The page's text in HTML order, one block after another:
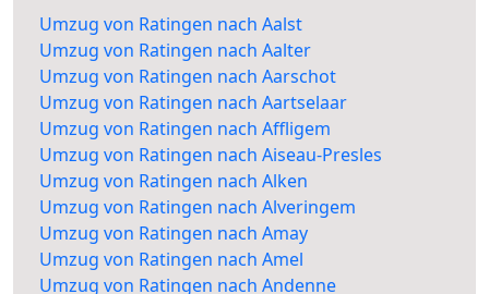
Umzug von Ratingen nach Aalst
Umzug von Ratingen nach Aalter
Umzug von Ratingen nach Aarschot
Umzug von Ratingen nach Aartselaar
Umzug von Ratingen nach Affligem
Umzug von Ratingen nach Aiseau-Presles
Umzug von Ratingen nach Alken
Umzug von Ratingen nach Alveringem
Umzug von Ratingen nach Amay
Umzug von Ratingen nach Amel
Umzug von Ratingen nach Andenne